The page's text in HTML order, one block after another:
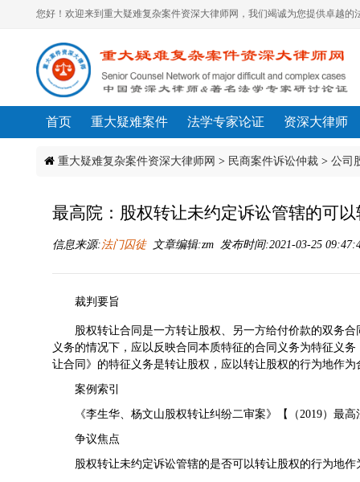
您好！欢迎来到重大疑难复杂案件资深大律师网，我们竭诚为您提供卓越的
首页 重大疑难案件 法学专家论证 资深大律师
重大疑难复杂案件资深大律师网 > 民商案件诉讼仲裁 > 公司
最高院：股权转让未约定诉讼管辖的可
信息来源:法门囚徒文章编辑:zm 发布时间:2021-03-25
裁判要旨
股权转让合同是一方转让股权、另一方给付价款的双务
义务的情况下，应以反映合同本质特征的合同义务为特征义
让合同》的特征义务是转让股权，应以转让股权的行为地作为
案例索引
《李生华、杨文山股权转让纠纷二审案》【（2019）最
争议焦点
股权转让未约定诉讼管辖的是否可以转让股权的行为地作